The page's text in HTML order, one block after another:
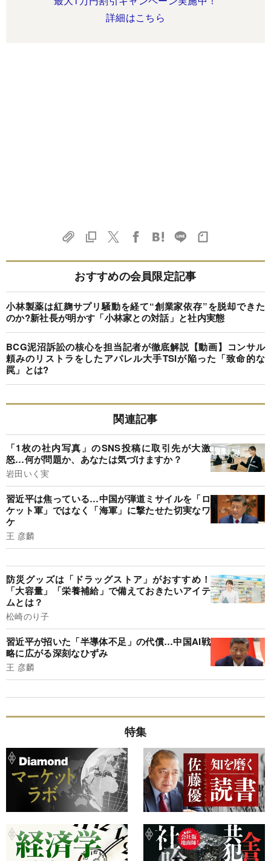
詳細はこちら
おすすめの会員限定記事
小林製薬は紅麹サプリ騒動を経て“創業家依存”を脱却できた
のか?新社長が明かす「小林家との対話」と社内実態
BCG泥沼訴訟の核心を担当記者が徹底解説【動画】コンサル
頼みのリストラをしたアパレル大手TSIが陥った「致命的な
罠」とは?
関連記事
「1枚の社内写真」のSNS投稿に取引先が大激
怒…何が問題か、あなたは気づけますか？
岩田いく実
習近平は焦っている…中国が弾道ミサイルを「ロ
ケット軍」ではなく「海軍」に撃たせた切実なワ
ケ
王 彦麟
防災グッズは「ドラッグストア」がおすすめ！
「大容量」「栄養補給」で備えておきたいアイテ
ムとは？
松崎のり子
習近平が招いた「半導体不足」の代償…中国AI戦
略に広がる深刻なひずみ
王 彦麟
特集